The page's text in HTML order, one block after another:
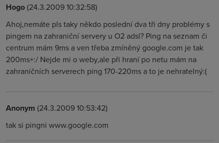
Hogo(24.3.2009 10:32:58)
Ahoj,nemáte pls taky někdo poslední dva tři dny problémy s
pingem na zahraniční servery u O2 adsl? Ping na seznam či
centrum mám 9ms a ven třeba zmíněný google.com je tak
200ms+:/ Nejde mi o weby,ale při hraní po netu mám na
zahraničních serverech ping 170-220ms a to je nehratelný:(
Anonym (24.3.2009 10:53:42)
tak si pingni www.google.com